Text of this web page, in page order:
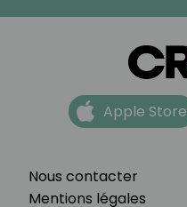
Nous contacter
Mentions légales
Apple Store